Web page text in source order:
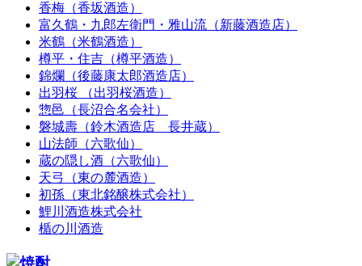
香梅（香坂酒造）
富久鶴・九郎左衛門・雅山流（新藤酒造店）
米鶴（米鶴酒造）
樽平・住吉（樽平酒造）
錦爛（後藤康太郎酒造店）
出羽桜 （出羽桜酒造）
惣邑（長沼合名会社）
磐城壽（鈴木酒造店 長井蔵）
山法師（六歌仙）
蔵の隠し酒（六歌仙）
天弓（東の麓酒造）
初孫（東北銘醸株式会社）
鯉川酒造株式会社
楯の川酒造